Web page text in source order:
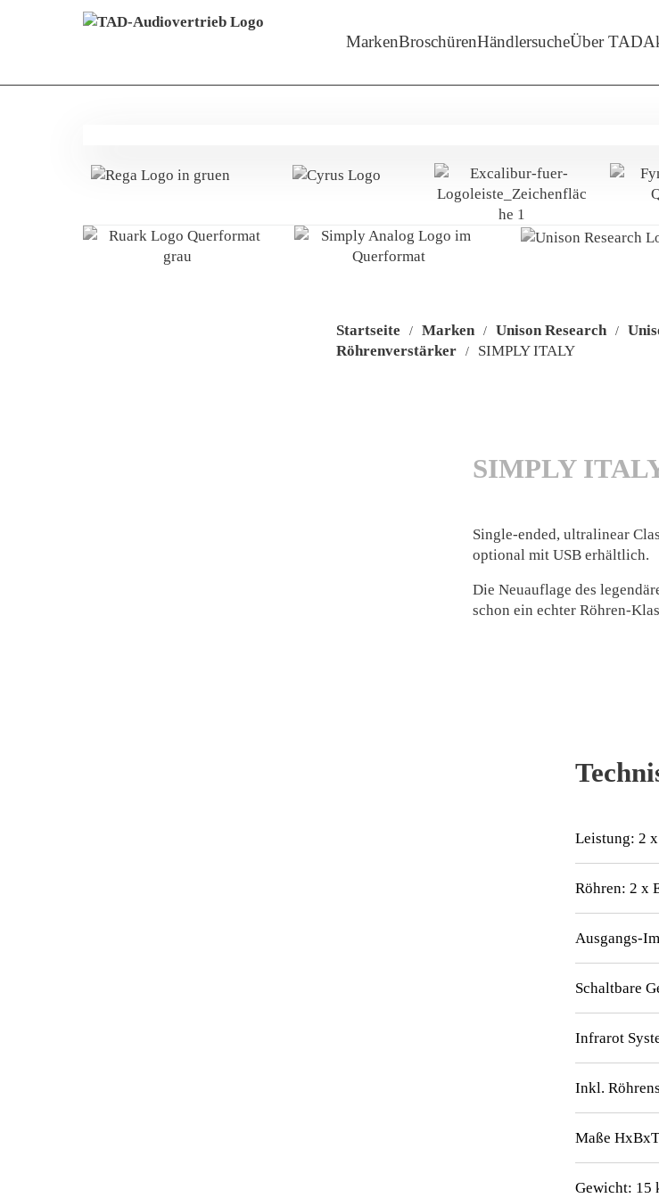
Menü überspringen
Marken
Zeige Menü-Unterpunkte von 'Marken'
BroschürenHändlersucheÜber TAD
Startseite / Marken / Unison Research /
Röhrenverstärker
/ SIMPLY ITALY
SIMPLY
Single-ended, ultralinear
optional mit USB erhältlich.
Die Neuauflage des
schon ein echter Röhren-
Leistung: 2
Röhren: 2 x
Ausgangs-
Schaltbare
Infrarot
Inkl.
Maße
Gewicht: 15